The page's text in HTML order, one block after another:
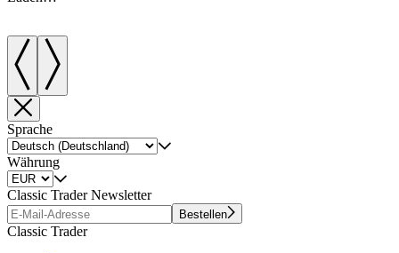
Sprache
Währung
Classic Trader Newsletter
Bestellen
Classic Trader